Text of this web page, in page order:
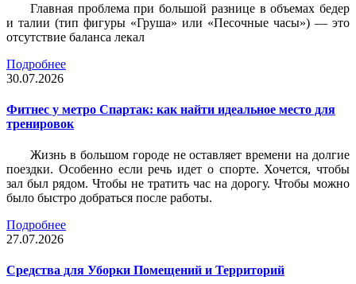
Главная проблема при большой разнице в объемах бедер
и талии (тип фигуры «Груша» или «Песочные часы») — это
отсутствие баланса лекал
Подробнее
30.07.2026
Фитнес у метро Спартак: как найти идеальное место для
тренировок
Жизнь в большом городе не оставляет времени на долгие
поездки. Особенно если речь идет о спорте. Хочется, чтобы
зал был рядом. Чтобы не тратить час на дорогу. Чтобы можно
было быстро добраться после работы.
Подробнее
27.07.2026
Средства для Уборки Помещений и Территорий